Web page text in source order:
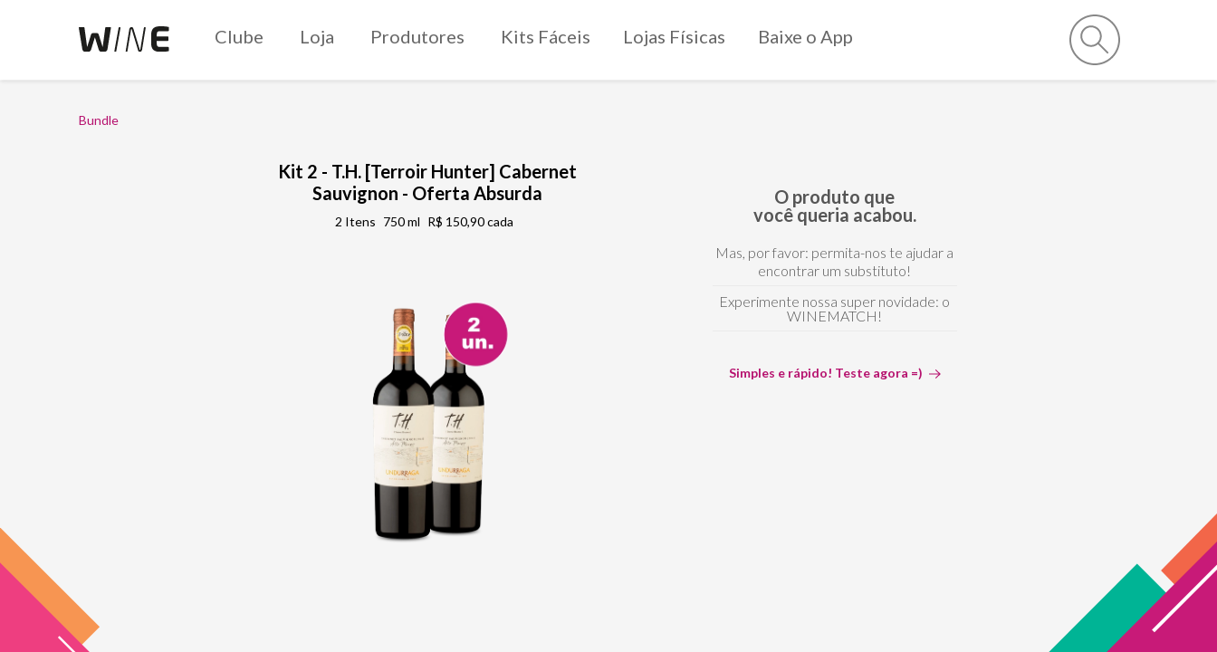
Clube Loja Produtores Kits Fáceis Lojas Físicas Baixe o App
Bundle
Kit 2 - T.H. [Terroir Hunter] Cabernet
Sauvignon - Oferta Absurda
2 Itens 750 ml R$ 150,90 cada
O produto que
você queria acabou.
Mas, por favor: permita-nos te ajudar a
encontrar um substituto!
Experimente nossa super novidade: o
WINEMATCH!
Simples e rápido! Teste agora =)